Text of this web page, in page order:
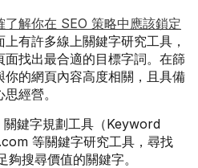
了解你在 SEO 策略中應該鎖定
上有許多線上關鍵字研究工具，
找出最合適的目標字詞。在篩
的網頁內容高度相關，且具備
經營。
鍵字規劃工具（Keyword
等關鍵字研究工具，尋找
搜尋價值的關鍵字。